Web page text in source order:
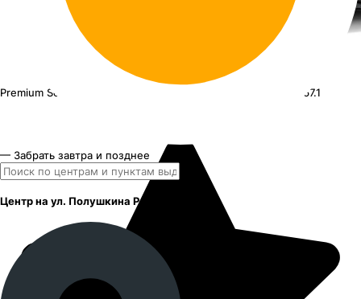
Premium Series КР014 RAV4 20"x8J PCD 5x114.3 ЕТ 40 ЦО 67.1
— Забрать завтра и позднее
Центр на ул. Полушкина Роща